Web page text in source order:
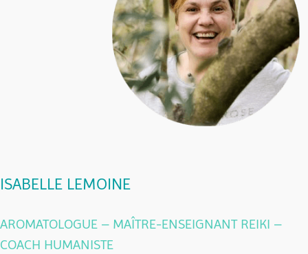
ISABELLE LEMOINE
AROMATOLOGUE – MAÎTRE-ENSEIGNANT REIKI –
COACH HUMANISTE